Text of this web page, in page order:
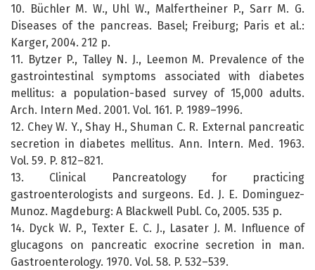
10. Büchler M. W., Uhl W., Malfertheiner P., Sarr M. G.
Diseases of the pancreas. Basel; Freiburg; Paris et al.:
Karger, 2004. 212 p.
11. Bytzer P., Talley N. J., Leemon M. Prevalence of the
gastrointestinal symptoms associated with diabetes
mellitus: a population-based survey of 15,000 adults.
Arch. Intern Med. 2001. Vol. 161. P. 1989–1996.
12. Chey W. Y., Shay H., Shuman C. R. External pancreatic
secretion in diabetes mellitus. Ann. Intern. Med. 1963.
Vol. 59. P. 812–821.
13. Clinical Pancreatology for practicing
gastroenterologists and surgeons. Ed. J. E. Dominguez-
Munoz. Magdeburg: A Blackwell Publ. Co, 2005. 535 р.
14. Dyck W. P., Texter E. C. J., Lasater J. M. Influence of
glucagons on pancreatic exocrine secretion in man.
Gastroenterology. 1970. Vol. 58. P. 532–539.